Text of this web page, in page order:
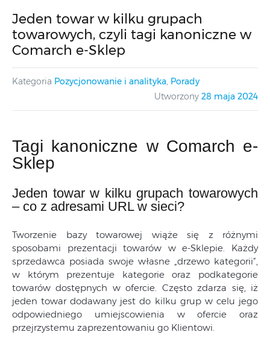
Jeden towar w kilku grupach
towarowych, czyli tagi kanoniczne w
Comarch e-Sklep
Kategoria Pozycjonowanie i analityka, Porady
Utworzony 28 maja 2024
Tagi kanoniczne w Comarch e-
Sklep
Jeden towar w kilku grupach towarowych
– co z adresami URL w sieci?
Tworzenie bazy towarowej wiąże się z różnymi
sposobami prezentacji towarów w e-Sklepie. Każdy
sprzedawca posiada swoje własne „drzewo kategorii”,
w którym prezentuje kategorie oraz podkategorie
towarów dostępnych w ofercie. Często zdarza się, iż
jeden towar dodawany jest do kilku grup w celu jego
odpowiedniego umiejscowienia w ofercie oraz
przejrzystemu zaprezentowaniu go Klientowi.